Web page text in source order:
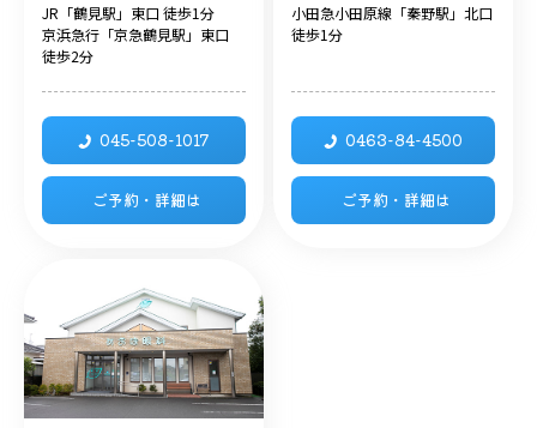
JR「鶴見駅」東口 徒歩1分
京浜急行「京急鶴見駅」東口
徒歩2分
045-508-1017
ご予約・詳細は
小田急小田原線「秦野駅」北口
徒歩1分
0463-84-4500
ご予約・詳細は